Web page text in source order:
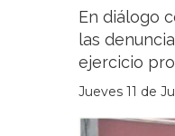
En diálogo
las
ejercicio
Jueves 11 de